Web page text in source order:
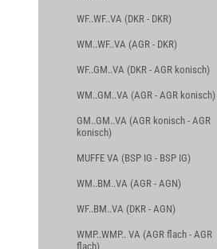
WF..WF..VA (DKR - DKR)
WM..WF..VA (AGR - DKR)
WF..GM..VA (DKR - AGR konisch)
WM..GM..VA (AGR - AGR konisch)
GM..GM..VA (AGR konisch - AGR
konisch)
MUFFE VA (BSP IG - BSP IG)
WM..BM..VA (AGR - AGN)
WF..BM..VA (DKR - AGN)
WMP..WMP.. VA (AGR flach - AGR
flach)